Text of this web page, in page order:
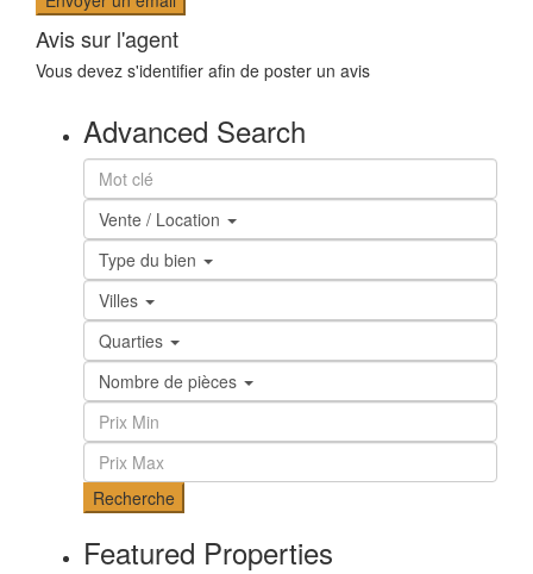
Avis sur l'agent
Vous devez s'identifier afin de poster un avis
Advanced Search
Vente / Location
Type du bien
Villes
Quarties
Nombre de pièces
Recherche
Featured Properties